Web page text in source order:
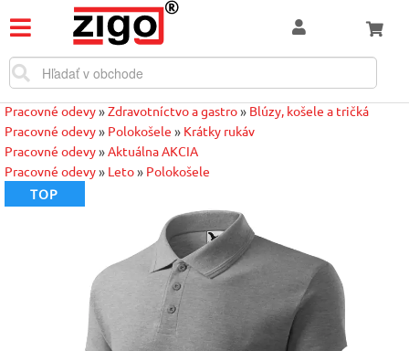
Pracovné odevy»Zdravotníctvo a gastro» Blúzy, košele a tričká
Pracovné odevy» Polokošele » Krátky rukáv
Pracovné odevy»Aktuálna AKCIA
Pracovné odevy» Leto» Polokošele
TOP